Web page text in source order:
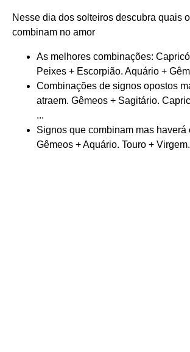
Nesse dia dos solteiros descubra quais
combinam no amor
As melhores combinações:
Peixes + Escorpião. Aquário +
Combinações de signos opostos
atraem. Gêmeos + Sagitário.
...
Signos que combinam mas haverá
Gêmeos + Aquário. Touro + Virgem.